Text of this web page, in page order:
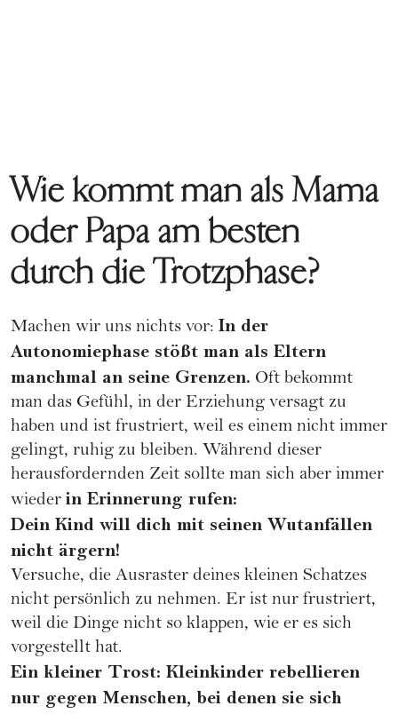
Wie kommt man als Mama
oder Papa am besten
durch die Trotzphase?
Machen wir uns nichts vor: In der
Autonomiephase stößt man als Eltern
manchmal an seine Grenzen. Oft bekommt
man das Gefühl, in der Erziehung versagt zu
haben und ist frustriert, weil es einem nicht immer
gelingt, ruhig zu bleiben. Während dieser
herausfordernden Zeit sollte man sich aber immer
wieder in Erinnerung rufen:
Dein Kind will dich mit seinen Wutanfällen
nicht ärgern!
Versuche, die Ausraster deines kleinen Schatzes
nicht persönlich zu nehmen. Er ist nur frustriert,
weil die Dinge nicht so klappen, wie er es sich
vorgestellt hat.
Ein kleiner Trost: Kleinkinder rebellieren
nur gegen Menschen, bei denen sie sich